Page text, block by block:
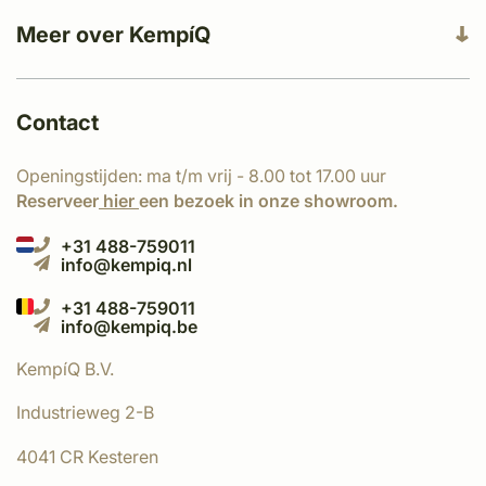
Meer over KempíQ
Contact
Openingstijden: ma t/m vrij - 8.00 tot 17.00 uur
Reserveer hier een bezoek in onze showroom.
+31 488-759011
info@kempiq.nl
+31 488-759011
info@kempiq.be
KempíQ B.V.
Industrieweg 2-B
4041 CR Kesteren